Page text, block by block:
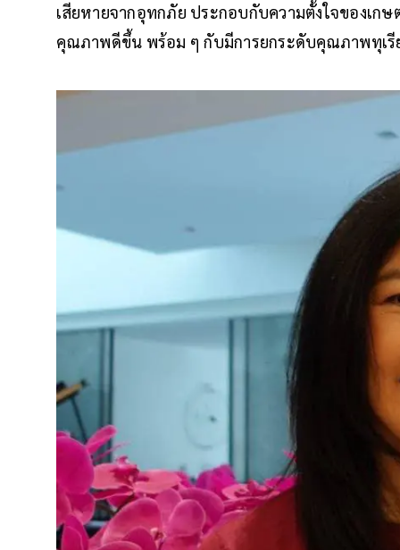
เสียหายจากอุทกภัย ประกอบกับความตั้งใจของเ
คุณภาพดีขึ้น พร้อม ๆ กับมีการยกระดับคุณภาพทุเ